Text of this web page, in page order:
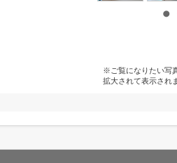
※ご覧になりたい写
拡大されて表示され